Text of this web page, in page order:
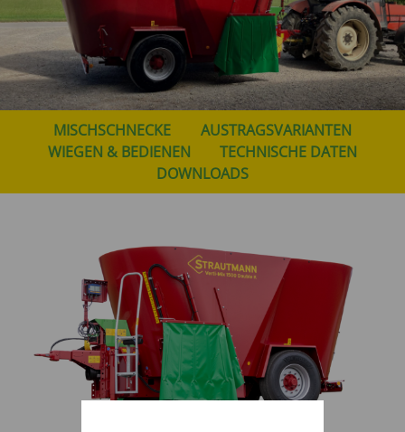
MISCHSCHNECKE
AUSTRAGSVARIANTEN
WIEGEN & BEDIENEN
TECHNISCHE DATEN
DOWNLOADS